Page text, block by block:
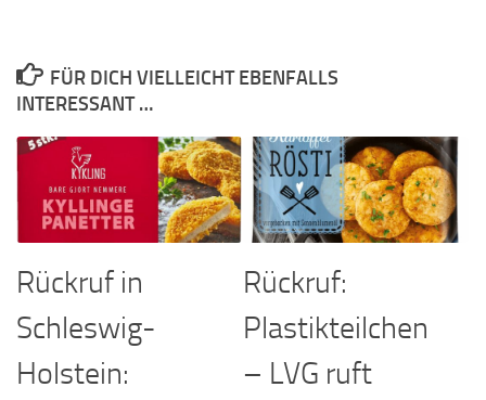
FÜR DICH VIELLEICHT EBENFALLS
INTERESSANT …
Rückruf in
Schleswig-
Holstein:
Rückruf:
Plastikteilchen
– LVG ruft